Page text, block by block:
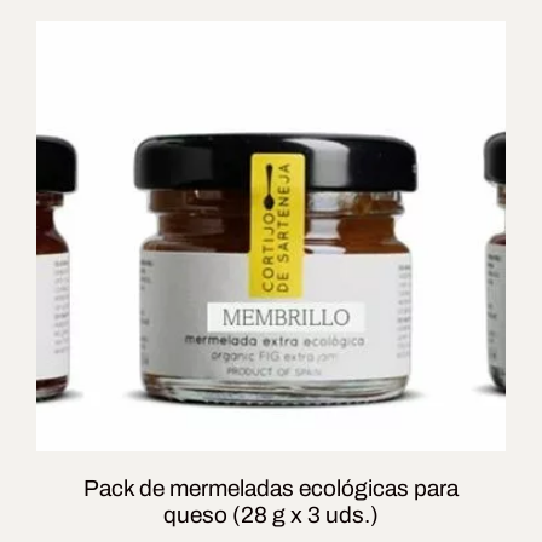
Pack de mermeladas ecológicas para
queso (28 g x 3 uds.)